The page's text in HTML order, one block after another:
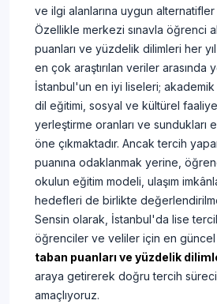
ve ilgi alanlarına uygun alternatifler
Özellikle merkezi sınavla öğrenci
puanları ve yüzdelik dilimleri her
en çok araştırılan veriler arasında
İstanbul'un en iyi liseleri; akademik
dil eğitimi, sosyal ve kültürel
yerleştirme oranları ve sundukları
öne çıkmaktadır. Ancak tercih
puanına odaklanmak yerine,
okulun eğitim modeli, ulaşım
hedefleri de birlikte
Sensin olarak, İstanbul'da lise
öğrenciler ve veliler için en güncel
taban puanları ve yüzdelik
araya getirerek doğru tercih
amaçlıyoruz.